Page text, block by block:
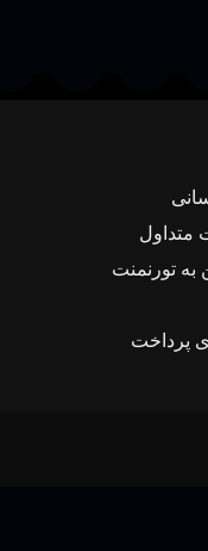
متداول
به تورنمنت
پرداخت